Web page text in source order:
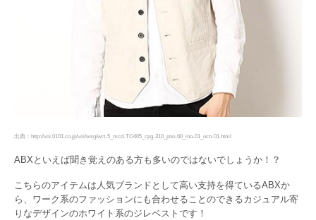
出典：http://voi.0101.co.jp/voi/wsg/wrt-5_mcd-TO405_cpg-310_pno-60_ino-01_ocn-01.html
ABXといえば聞き覚えのある方も多いのではないでしょうか！？
こちらのアイテムは人気ブランドとして高い支持を得ているABXか
ら、ワーク系のファッションにも合わせることのできるカジュアル寄
りなデザインのホワイト系のジレベストです！